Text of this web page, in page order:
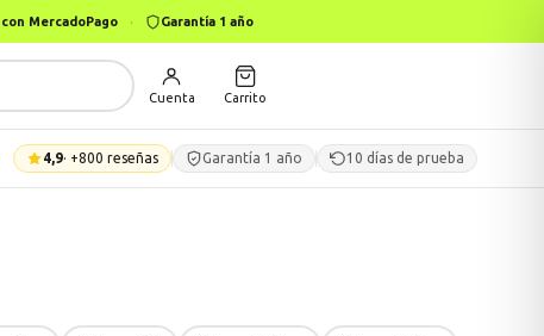
MercadoPago · Garantía 1 año
Cuenta Carrito
4,9· +800 reseñas Garantía 1 año 10 días de prueba